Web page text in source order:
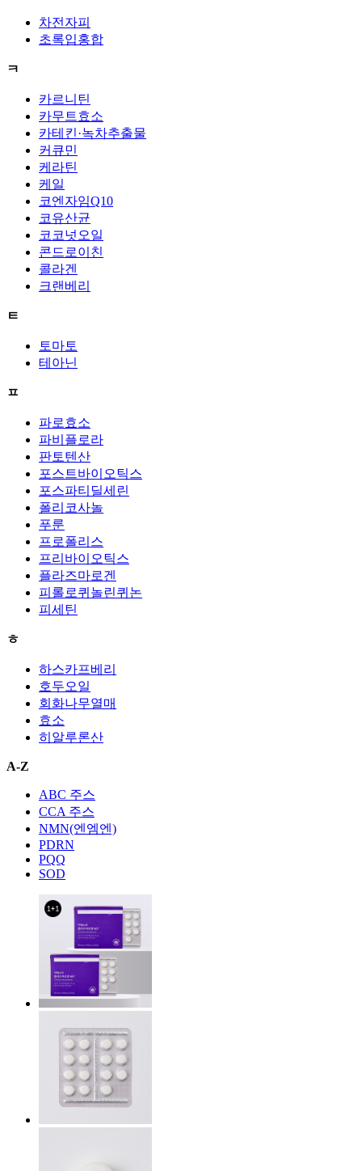
차전자피
초록입홍합
ㅋ
카르니틴
카무트효소
카테킨·녹차추출물
커큐민
케라틴
케일
코엔자임Q10
코유산균
코코넛오일
콘드로이친
콜라겐
크랜베리
ㅌ
토마토
테아닌
ㅍ
파로효소
파비플로라
판토텐산
포스트바이오틱스
포스파티딜세린
폴리코사놀
푸룬
프로폴리스
프리바이오틱스
플라즈마로겐
피롤로퀴놀린퀴논
피세틴
ㅎ
하스카프베리
호두오일
회화나무열매
효소
히알루론산
A-Z
ABC 주스
CCA 주스
NMN(엔엠엔)
PDRN
PQQ
SOD